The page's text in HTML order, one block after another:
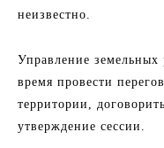
неизвестно.
Управление
время провести
территории,
утверждение сессии.